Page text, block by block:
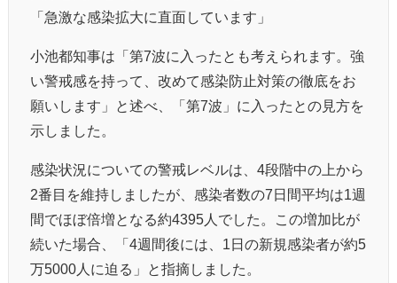
「急激な感染拡大に直面しています」
小池都知事は「第7波に入ったとも考えられます。強
い警戒感を持って、改めて感染防止対策の徹底をお
願いします」と述べ、「第7波」に入ったとの見方を
示しました。
感染状況についての警戒レベルは、4段階中の上から
2番目を維持しましたが、感染者数の7日間平均は1週
間でほぼ倍増となる約4395人でした。この増加比が
続いた場合、「4週間後には、1日の新規感染者が約5
万5000人に迫る」と指摘しました。